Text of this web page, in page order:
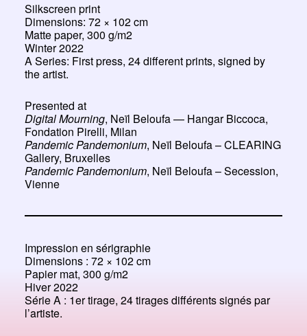
Silkscreen print
Dimensions: 72 × 102 cm
Matte paper, 300 g/m2
Winter 2022
A Series: First press, 24 different prints, signed by
the artist.
Presented at
Digital Mourning, Neïl Beloufa — Hangar Biccoca,
Fondation Pirelli, Milan
Pandemic Pandemonium, Neïl Beloufa – CLEARING
Gallery, Bruxelles
Pandemic Pandemonium, Neïl Beloufa – Secession,
Vienne
Impression en sérigraphie
Dimensions : 72 × 102 cm
Papier mat, 300 g/m2
Hiver 2022
Série A : 1er tirage, 24 tirages différents signés par
l’artiste.